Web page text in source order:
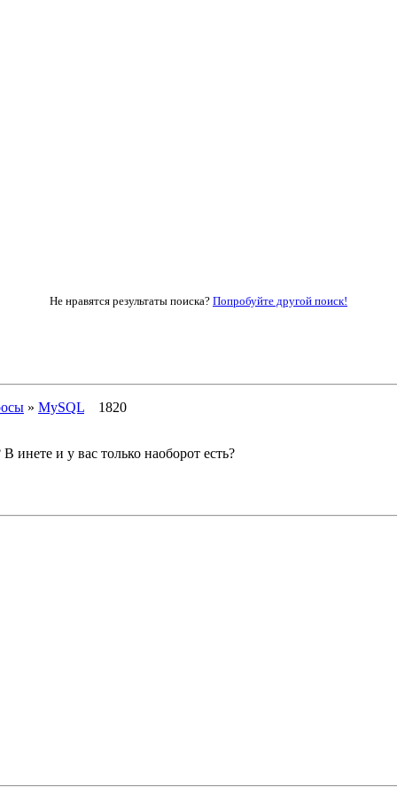
Не нравятся результаты поиска? Попробуйте другой поиск!
» MySQL
1820
инете и у вас только наоборот есть?